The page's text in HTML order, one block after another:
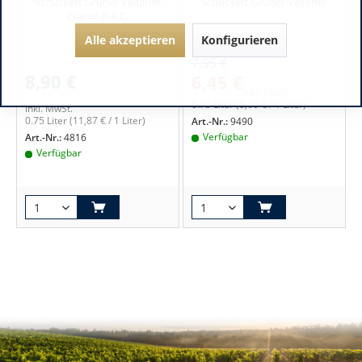
inkl. MwSt.
0.75 Liter(11,87 € / 1 Liter)
Art.-Nr.:4816
Verfügbar
7,95 €
0.75 Liter(8,60 € / 1 Liter)
Art.-Nr.:9490
Verfügbar
Alle akzeptieren Konfigurieren